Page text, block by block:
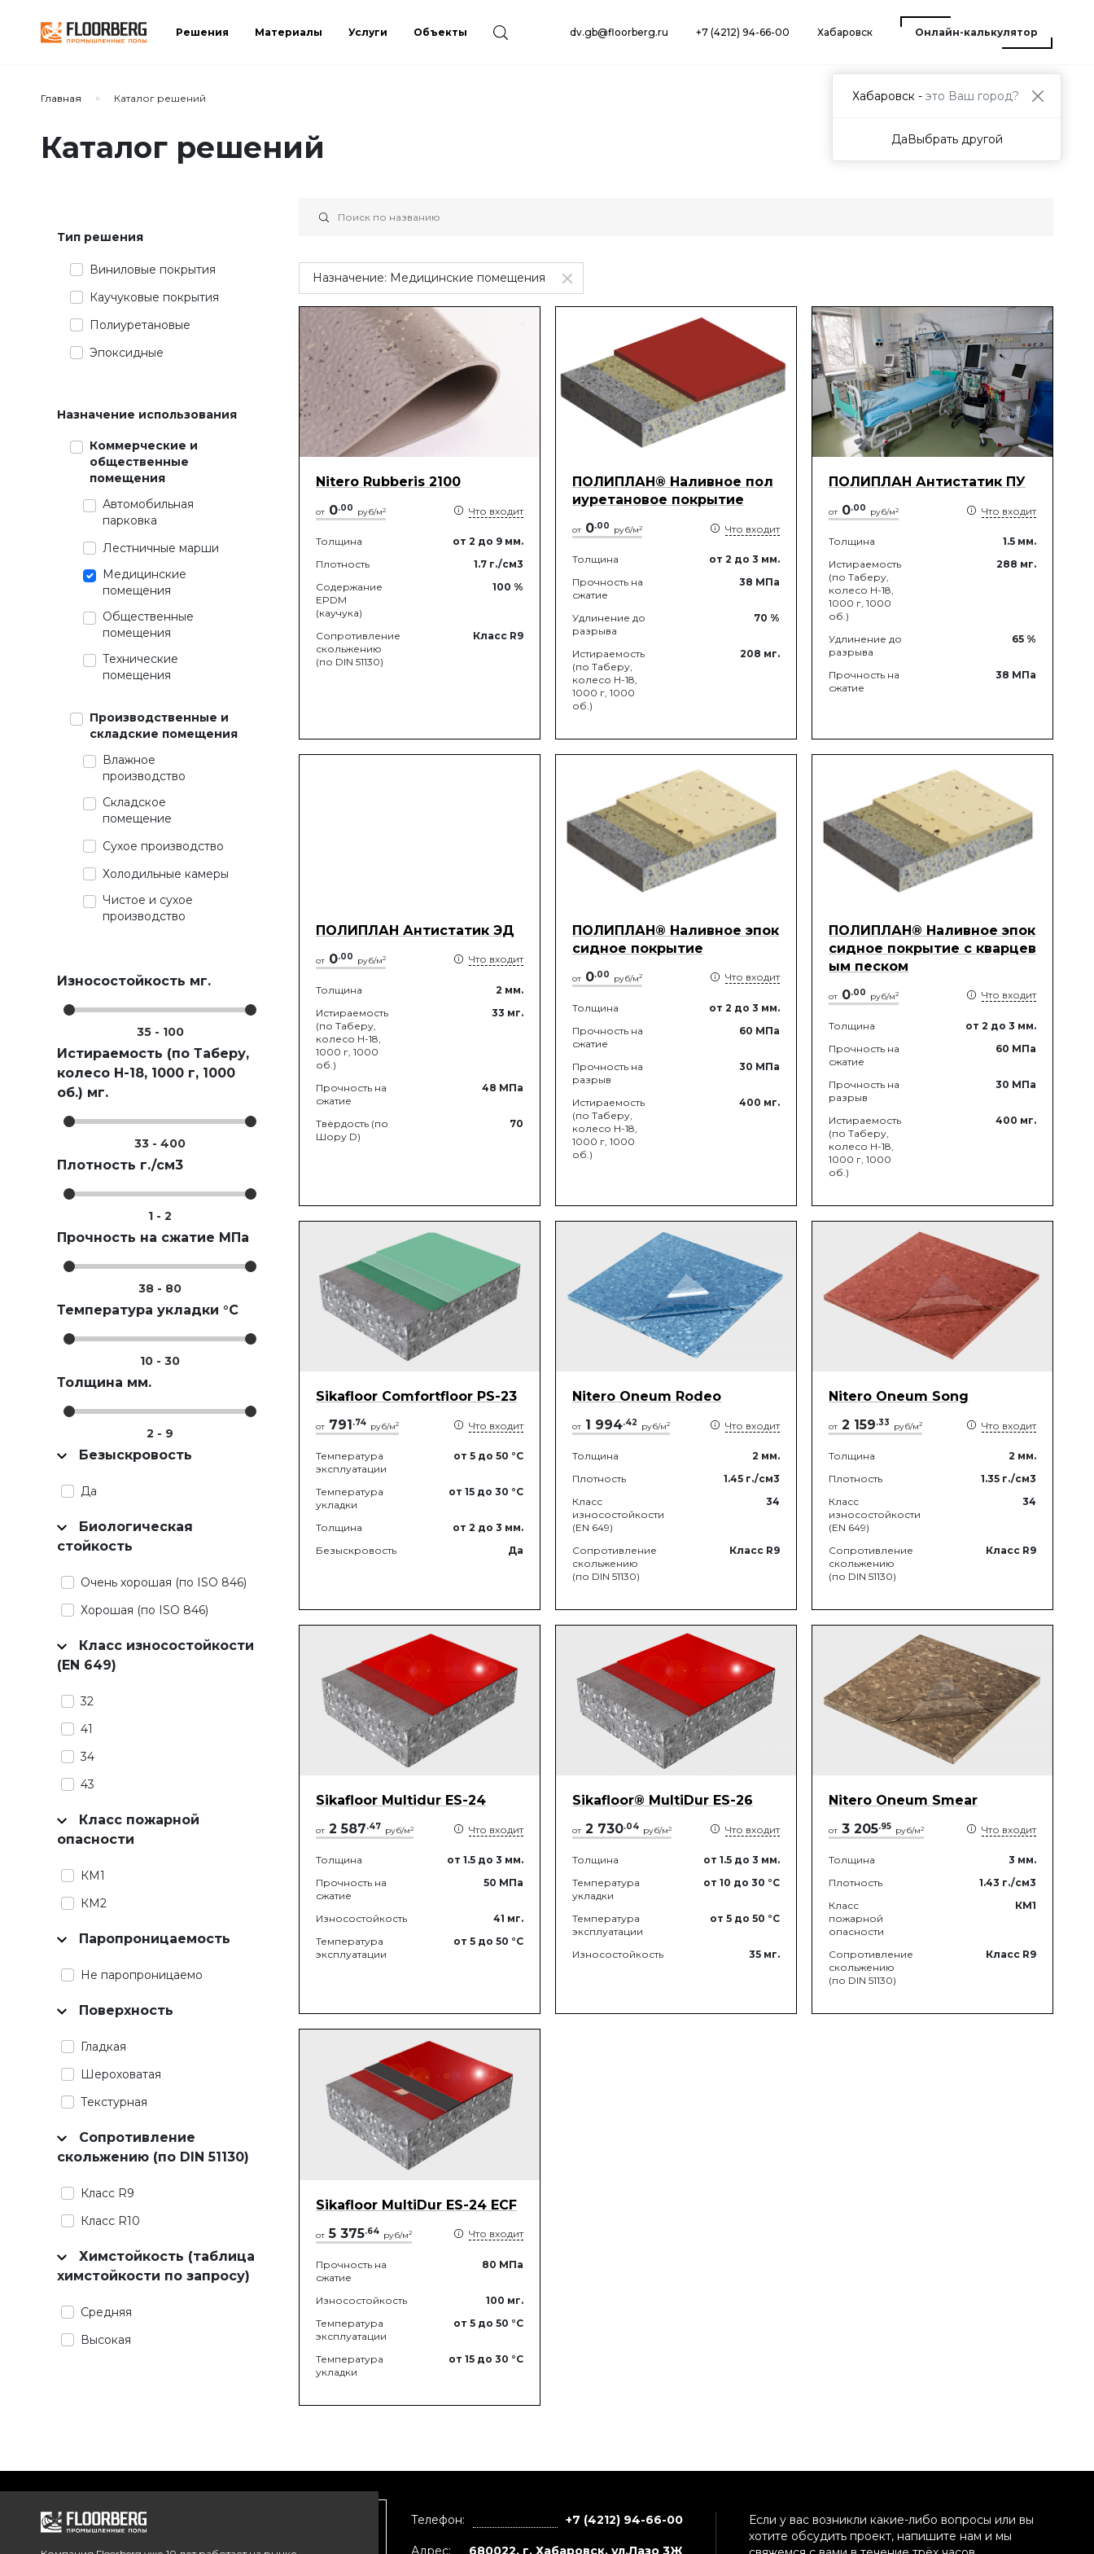
Решения Материалы Услуги Объекты dv.gb@floorberg.ru +7 (4212) 94-66-00 Хабаровск Онлайн-калькулятор
Главная Каталог решений
Каталог решений
Тип решения
Виниловые покрытия
Каучуковые покрытия
Полиуретановые
Эпоксидные
Назначение использования
Коммерческие и
общественные
помещения
Автомобильная
парковка
Лестничные марши
Медицинские
помещения
Общественные
помещения
Технические
помещения
Производственные и
складские помещения
Влажное
производство
Складское
помещение
Сухое производство
Холодильные камеры
Чистое и сухое
производство
Износостойкость мг.
35- 100
Истираемость (по Таберу,
колесо Н-18, 1000 г, 1000
об.) мг.
33 - 400
Плотность г./см3
1 - 2
Прочность на сжатие МПа
38 - 80
Температура укладки °C
10 - 30
Толщина мм.
2 - 9
Безыскровость
Да
Биологическая
стойкость
Очень хорошая (по ISO 846)
Хорошая (по ISO 846)
Класс износостойкости
(EN 649)
32
41
34
43
Класс пожарной
опасности
КМ1
КМ2
Паропроницаемость
Не паропроницаемо
Поверхность
Гладкая
Шероховатая
Текстурная
Сопротивление
скольжению (по DIN 51130)
Класс R9
Класс R10
Химстойкость (таблица
химстойкости по запросу)
Средняя
Высокая
Сортировать по:
Сбросить Применить
Назначение: Медицинские помещения
Nitero Rubberis 2100
от 0.00 руб/м2 Что входит
Толщина от 2 до 9 мм.
Плотность
1.7 г./см3
Содержание
EPDM
(каучука)
100 %
Сопротивление
скольжению
(по DIN 51130)
Класс R9
ПОЛИПЛАН® Наливное пол
иуретановое покрытие
от 0.00 руб/м2 Что входит
Толщина от 2 до 3 мм.
Прочность на
сжатие
38 МПа
Удлинение до
разрыва
70 %
Истираемость
(по Таберу,
колесо Н-18,
1000 г, 1000
об.)
208 мг.
ПОЛИПЛАН Антистатик ПУ
от 0.00 руб/м2 Что входит
Толщина 1.5 мм.
Истираемость
(по Таберу,
колесо Н-18,
1000 г, 1000
об.)
288 мг.
Удлинение до
разрыва
65 %
Прочность на
сжатие
38 МПа
ПОЛИПЛАН Антистатик ЭД
от 0.00 руб/м2 Что входит
Толщина 2 мм.
Истираемость
(по Таберу,
колесо Н-18,
1000 г, 1000
об.)
33 мг.
Прочность на
сжатие
48 МПа
Твёрдость (по
Шору D)
70
ПОЛИПЛАН® Наливное эпок
сидное покрытие
от 0.00 руб/м2 Что входит
Толщина от 2 до 3 мм.
Прочность на
сжатие
60 МПа
Прочность на
разрыв
30 МПа
Истираемость
(по Таберу,
колесо Н-18,
1000 г, 1000
об.)
400 мг.
ПОЛИПЛАН® Наливное эпок
сидное покрытие с кварцев
ым песком
от 0.00 руб/м2 Что входит
Толщина от 2 до 3 мм.
Прочность на
сжатие
60 МПа
Прочность на
разрыв
30 МПа
Истираемость
(по Таберу,
колесо Н-18,
1000 г, 1000
об.)
400 мг.
Sikafloor Comfortfloor PS-23
от 791.74 руб/м2 Что входит
Температура
эксплуатации
от 5 до 50 °C
Температура
укладки
от 15 до 30 °C
Толщина от 2 до 3 мм.
Безыскровость
Да
Nitero Oneum Rodeo
от 1 994.42 руб/м2 Что входит
Толщина 2 мм.
Плотность
1.45 г./см3
Класс
износостойкости
(EN 649)
34
Сопротивление
скольжению
(по DIN 51130)
Класс R9
Nitero Oneum Song
от 2 159.33 руб/м2 Что входит
Толщина 2 мм.
Плотность
1.35 г./см3
Класс
износостойкости
(EN 649)
34
Сопротивление
скольжению
(по DIN 51130)
Класс R9
Sikafloor Multidur ES-24
от 2 587.47 руб/м2 Что входит
Толщина от 1.5 до 3 мм.
Прочность на
сжатие
50 МПа
Износостойкость 41 мг.
Температура
эксплуатации
от 5 до 50 °C
Sikafloor® MultiDur ES-26
от 2 730.04 руб/м2 Что входит
Толщина от 1.5 до 3 мм.
Температура
укладки
от 10 до 30 °C
Температура
эксплуатации
от 5 до 50 °C
Износостойкость 35 мг.
Nitero Oneum Smear
от 3 205.95 руб/м2 Что входит
Толщина 3 мм.
Плотность
1.43 г./см3
Класс
пожарной
опасности
КМ1
Сопротивление
скольжению
(по DIN 51130)
Класс R9
Sikafloor MultiDur ES-24 ECF
от 5 375.64 руб/м2 Что входит
Прочность на
сжатие
80 МПа
Износостойкость 100 мг.
Температура
эксплуатации
от 5 до 50 °C
Температура
укладки
от 15 до 30 °C
Телефон: +7 (4212) 94-66-00
Адрес: 680022, г. Хабаровск, ул.Лазо 3Ж
Если у вас возникли какие-либо вопросы или вы
хотите обсудить проект, напишите нам и мы
Хабаровск - это Ваш город?
ДаВыбрать другой